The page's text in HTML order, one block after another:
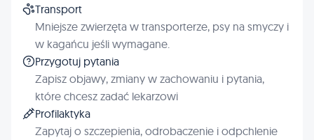
Transport
Mniejsze zwierzęta w transporterze, psy na smyczy i
w kagańcu jeśli wymagane.
Przygotuj pytania
Zapisz objawy, zmiany w zachowaniu i pytania,
które chcesz zadać lekarzowi
Profilaktyka
Zapytaj o szczepienia, odrobaczenie i odpchlenie